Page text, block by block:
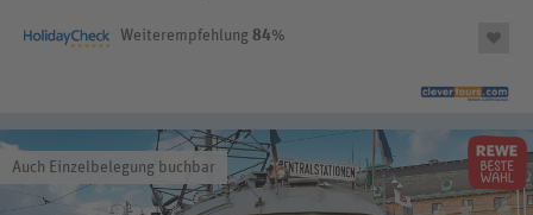
Weiterempfehlung 84%
Auch Einzelbelegung buchbar